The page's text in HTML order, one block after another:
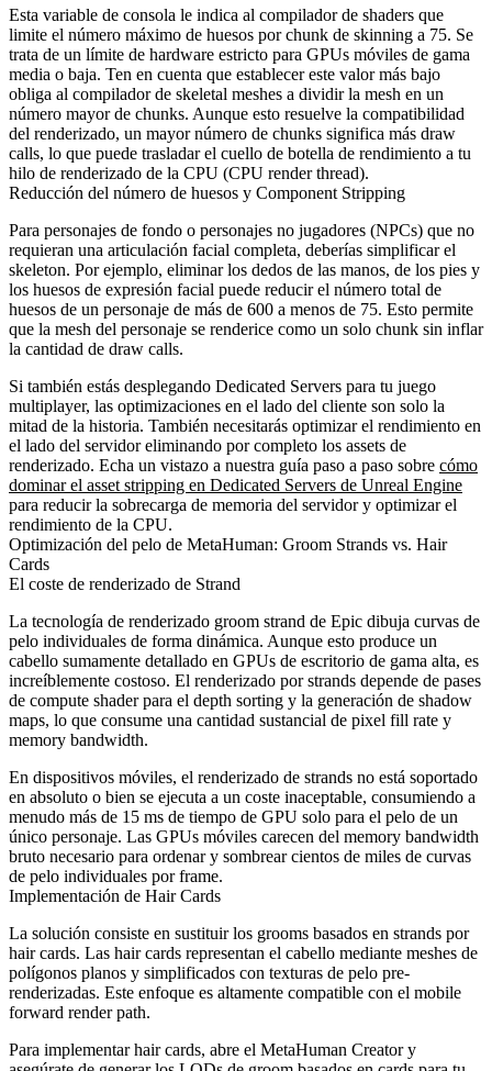
Esta variable de consola le indica al compilador de shaders que
limite el número máximo de huesos por chunk de skinning a 75. Se
trata de un límite de hardware estricto para GPUs móviles de gama
media o baja. Ten en cuenta que establecer este valor más bajo
obliga al compilador de skeletal meshes a dividir la mesh en un
número mayor de chunks. Aunque esto resuelve la compatibilidad
del renderizado, un mayor número de chunks significa más draw
calls, lo que puede trasladar el cuello de botella de rendimiento a tu
hilo de renderizado de la CPU (CPU render thread).
Reducción del número de huesos y Component Stripping
Para personajes de fondo o personajes no jugadores (NPCs) que no
requieran una articulación facial completa, deberías simplificar el
skeleton. Por ejemplo, eliminar los dedos de las manos, de los pies y
los huesos de expresión facial puede reducir el número total de
huesos de un personaje de más de 600 a menos de 75. Esto permite
que la mesh del personaje se renderice como un solo chunk sin inflar
la cantidad de draw calls.
Si también estás desplegando Dedicated Servers para tu juego
multiplayer, las optimizaciones en el lado del cliente son solo la
mitad de la historia. También necesitarás optimizar el rendimiento en
el lado del servidor eliminando por completo los assets de
renderizado. Echa un vistazo a nuestra guía paso a paso sobre cómo
dominar el asset stripping en Dedicated Servers de Unreal Engine
para reducir la sobrecarga de memoria del servidor y optimizar el
rendimiento de la CPU.
Optimización del pelo de MetaHuman: Groom Strands vs. Hair
Cards
El coste de renderizado de Strand
La tecnología de renderizado groom strand de Epic dibuja curvas de
pelo individuales de forma dinámica. Aunque esto produce un
cabello sumamente detallado en GPUs de escritorio de gama alta, es
increíblemente costoso. El renderizado por strands depende de pases
de compute shader para el depth sorting y la generación de shadow
maps, lo que consume una cantidad sustancial de pixel fill rate y
memory bandwidth.
En dispositivos móviles, el renderizado de strands no está soportado
en absoluto o bien se ejecuta a un coste inaceptable, consumiendo a
menudo más de 15 ms de tiempo de GPU solo para el pelo de un
único personaje. Las GPUs móviles carecen del memory bandwidth
bruto necesario para ordenar y sombrear cientos de miles de curvas
de pelo individuales por frame.
Implementación de Hair Cards
La solución consiste en sustituir los grooms basados en strands por
hair cards. Las hair cards representan el cabello mediante meshes de
polígonos planos y simplificados con texturas de pelo pre-
renderizadas. Este enfoque es altamente compatible con el mobile
forward render path.
Para implementar hair cards, abre el MetaHuman Creator y